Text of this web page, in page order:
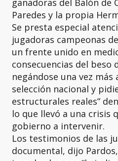
ganadoras del Balón de
Paredes y la propia
Se presta especial
jugadoras campeonas
un frente unido en
consecuencias del beso
negándose una vez
selección nacional y
estructurales reales”
lo que llevó a una crisis
gobierno a intervenir.
Los testimonios de las
documental, dijo